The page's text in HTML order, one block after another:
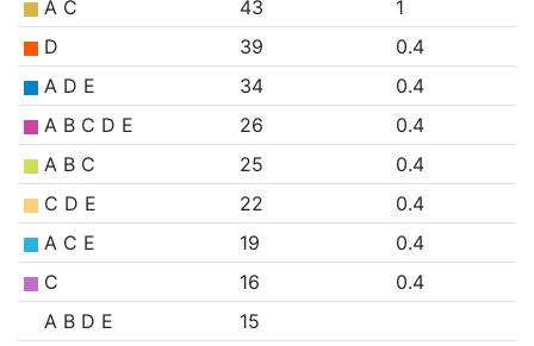
A C
43
1
D
39
0.4
A D E
34
0.4
A B C D E
26
0.4
A B C
25
0.4
C D E
22
0.4
A C E
19
0.4
C
16
0.4
A B D E
15